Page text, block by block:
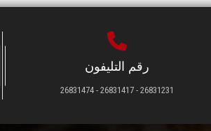
رقم التليفون
26831231 - 26831417 - 26831474